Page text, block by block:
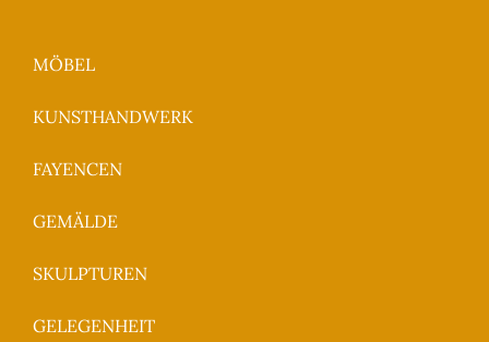
MÖBEL
KUNSTHANDWERK
FAYENCEN
GEMÄLDE
SKULPTUREN
GELEGENHEIT